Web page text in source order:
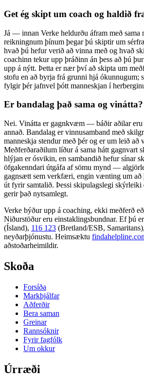
Get ég skipt um coach og haldið
Já — innan Verke heldurðu áfram með sama
reikningnum þínum þegar þú skiptir um
hvað þú hefur verið að vinna með og hvað
coachinn tekur upp þráðinn án þess að þú
upp á nýtt. Þetta er nær því að skipta um
stofu en að byrja frá grunni hjá ókunnugum;
fylgir þér jafnvel þótt manneskjan í
Er bandalag það sama og vinátta?
Nei. Vinátta er gagnkvæm — báðir aðilar
annað. Bandalag er vinnusamband með
manneskja stendur með þér og er um leið að
Meðferðaraðilum líður á sama hátt gagnvart
hlýjan er ósvikin, en sambandið hefur sínar
öfgakenndari útgáfa af sömu mynd —
gagnsætt sem verkfæri, engin vænting um að
út fyrir samtalið. Þessi skipulagslegi skýrleiki
gerir það nytsamlegt.
Verke býður upp á coaching, ekki meðferð
Niðurstöður eru einstaklingsbundnar. Ef þú
(Ísland), 116 123 (Bretland/ESB, Samaritans),
neyðarþjónustu. Heimsæktu
aðstoðarheimildir.
Skoða
Forsíða
Markþjálfar
Aðferðir
Bera saman
Greinar
Rannsóknir
Fyrir fagfólk
Um okkur
Úrræði